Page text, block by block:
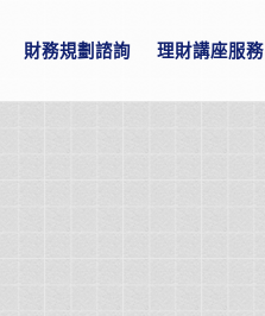
財務規劃諮詢 理財講座服務